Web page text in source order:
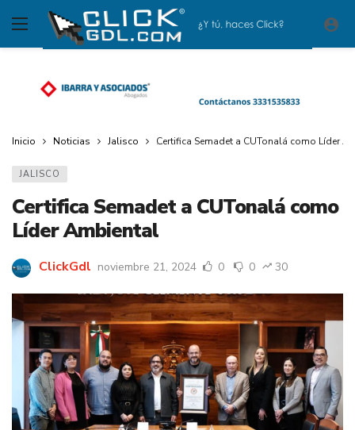
Inicio Noticias Jalisco Certifica Semadet a CUTonalá como Líder
JALISCO
Certifica Semadet a CUTonalá como
Líder Ambiental
ClickGdl noviembre 21, 2024 0 0 30